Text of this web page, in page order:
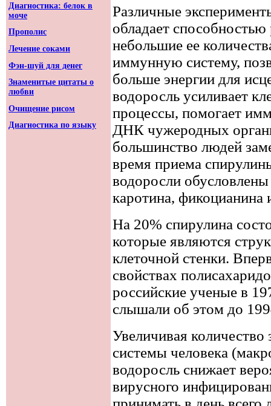
Диагностика: белок в
моче
Прополис
Лечение соками
Фэн-шуй для денег
Знаменитые цитаты о
любви
Очищение рисом
Диагностика по языку
Различные
обладает
небольшие ее
иммунную систему,
больше энергии для
водоросль усиливает
процессы, помогает
ДНК чужеродных
большинство людей
время приема
водоросли обусловлены
каротина, фикоцианина
На 20% спирулина
которые являются
клеточной стенки.
свойствах
российские ученые в
слышали об этом до
Увеличивая
системы человека
водоросль снижает
вирусного